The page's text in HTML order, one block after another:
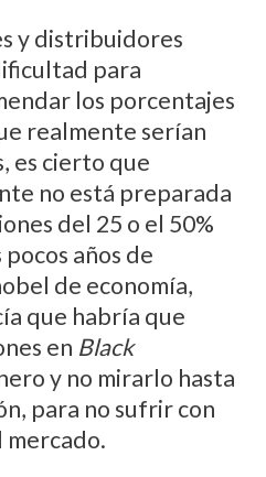
y distribuidores
para
los porcentajes
realmente serían
es cierto que
no está preparada
del 25 o el 50%
pocos años de
de economía,
que habría que
en Black
y no mirarlo hasta
para no sufrir con
mercado.